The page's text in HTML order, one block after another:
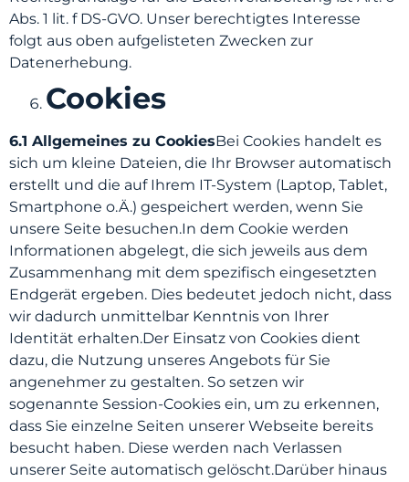
Abs. 1 lit. f DS-GVO. Unser berechtigtes Interesse
folgt aus oben aufgelisteten Zwecken zur
Datenerhebung.
Cookies
6.1 Allgemeines zu CookiesBei Cookies handelt es
sich um kleine Dateien, die Ihr Browser automatisch
erstellt und die auf Ihrem IT-System (Laptop, Tablet,
Smartphone o.Ä.) gespeichert werden, wenn Sie
unsere Seite besuchen.In dem Cookie werden
Informationen abgelegt, die sich jeweils aus dem
Zusammenhang mit dem spezifisch eingesetzten
Endgerät ergeben. Dies bedeutet jedoch nicht, dass
wir dadurch unmittelbar Kenntnis von Ihrer
Identität erhalten.Der Einsatz von Cookies dient
dazu, die Nutzung unseres Angebots für Sie
angenehmer zu gestalten. So setzen wir
sogenannte Session-Cookies ein, um zu erkennen,
dass Sie einzelne Seiten unserer Webseite bereits
besucht haben. Diese werden nach Verlassen
unserer Seite automatisch gelöscht.Darüber hinaus